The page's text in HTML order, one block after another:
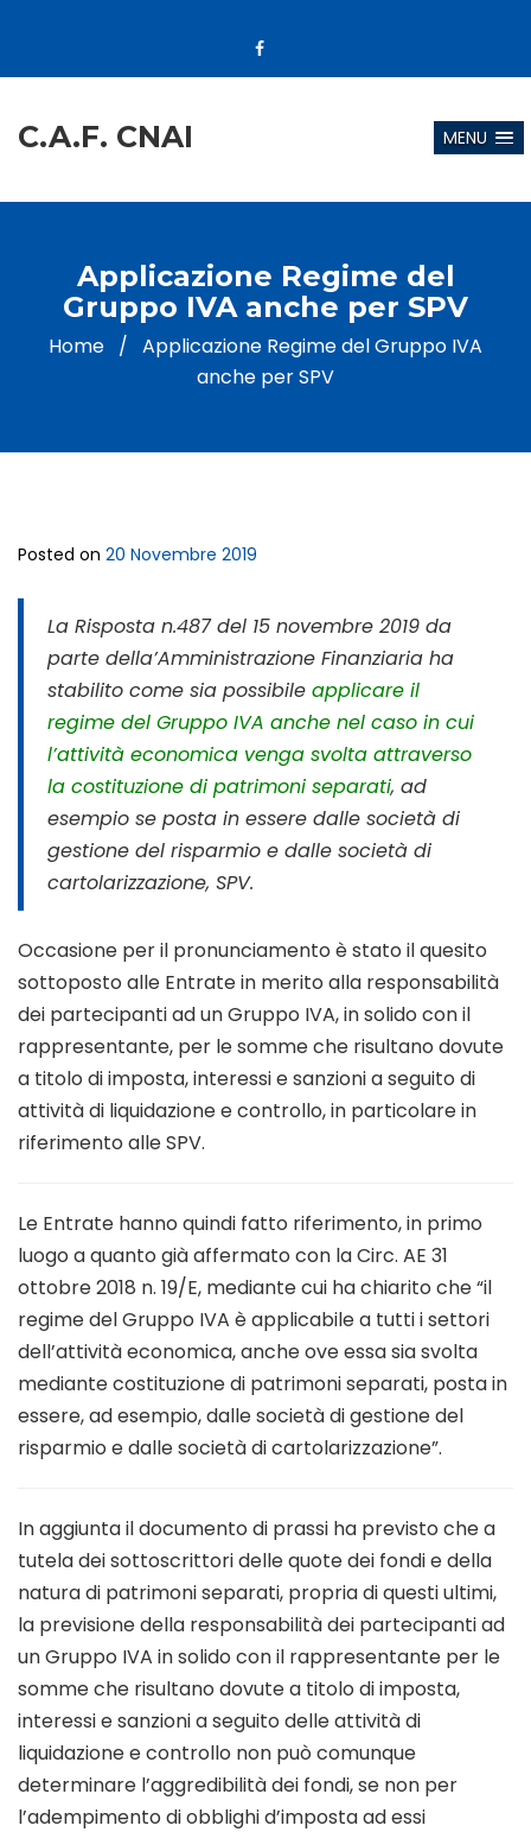
C.A.F. CNAI MENU
Applicazione Regime del
Gruppo IVA anche per SPV
Home / Applicazione Regime del Gruppo IVA
anche per SPV
Posted on 20 Novembre 2019
La Risposta n.487 del 15 novembre 2019 da
parte della’Amministrazione Finanziaria ha
stabilito come sia possibile applicare il
regime del Gruppo IVA anche nel caso in cui
l’attività economica venga svolta attraverso
la costituzione di patrimoni separati, ad
esempio se posta in essere dalle società di
gestione del risparmio e dalle società di
cartolarizzazione, SPV.
Occasione per il pronunciamento è stato il quesito
sottoposto alle Entrate in merito alla responsabilità
dei partecipanti ad un Gruppo IVA, in solido con il
rappresentante, per le somme che risultano dovute
a titolo di imposta, interessi e sanzioni a seguito di
attività di liquidazione e controllo, in particolare in
riferimento alle SPV.
Le Entrate hanno quindi fatto riferimento, in primo
luogo a quanto già affermato con la Circ. AE 31
ottobre 2018 n. 19/E, mediante cui ha chiarito che “il
regime del Gruppo IVA è applicabile a tutti i settori
dell’attività economica, anche ove essa sia svolta
mediante costituzione di patrimoni separati, posta in
essere, ad esempio, dalle società di gestione del
risparmio e dalle società di cartolarizzazione”.
In aggiunta il documento di prassi ha previsto che a
tutela dei sottoscrittori delle quote dei fondi e della
natura di patrimoni separati, propria di questi ultimi,
la previsione della responsabilità dei partecipanti ad
un Gruppo IVA in solido con il rappresentante per le
somme che risultano dovute a titolo di imposta,
interessi e sanzioni a seguito delle attività di
liquidazione e controllo non può comunque
determinare l’aggredibilità dei fondi, se non per
l’adempimento di obblighi d’imposta ad essi